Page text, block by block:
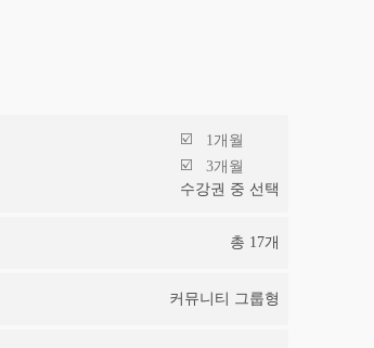
1개월
3개월
수강권 중 선택
총 17개
커뮤니티 그룹형